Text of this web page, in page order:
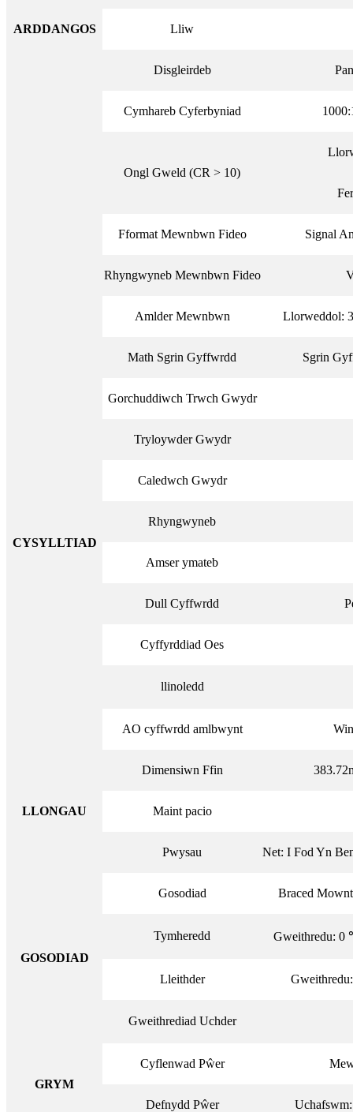
ARDDANGOS Lliw
Disgleirdeb
Cymhareb Cyferbyniad
Ongl Gweld (CR > 10)
Fformat Mewnbwn Fideo Signal
Rhyngwyneb Mewnbwn Fideo
Amlder Mewnbwn Llorweddol:
CYSYLLTIAD
Math Sgrin Gyffwrdd Sgrin
Gorchuddiwch Trwch Gwydr
Tryloywder Gwydr
Caledwch Gwydr
Rhyngwyneb
Amser ymateb
Dull Cyffwrdd
Cyffyrddiad Oes
llinoledd
AO cyffwrdd amlbwynt
LLONGAU
Dimensiwn Ffin
Maint pacio
Pwysau Net: I Fod Yn
GOSODIAD
Gosodiad Braced
Tymheredd Gweithredu:
Lleithder
Gweithrediad Uchder
GRYM
Cyflenwad Pŵer
Defnydd Pŵer